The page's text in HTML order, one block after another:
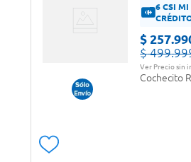
6 CSI MI
$ 257.
$ 499.
Ver Precio sin
Cochecito